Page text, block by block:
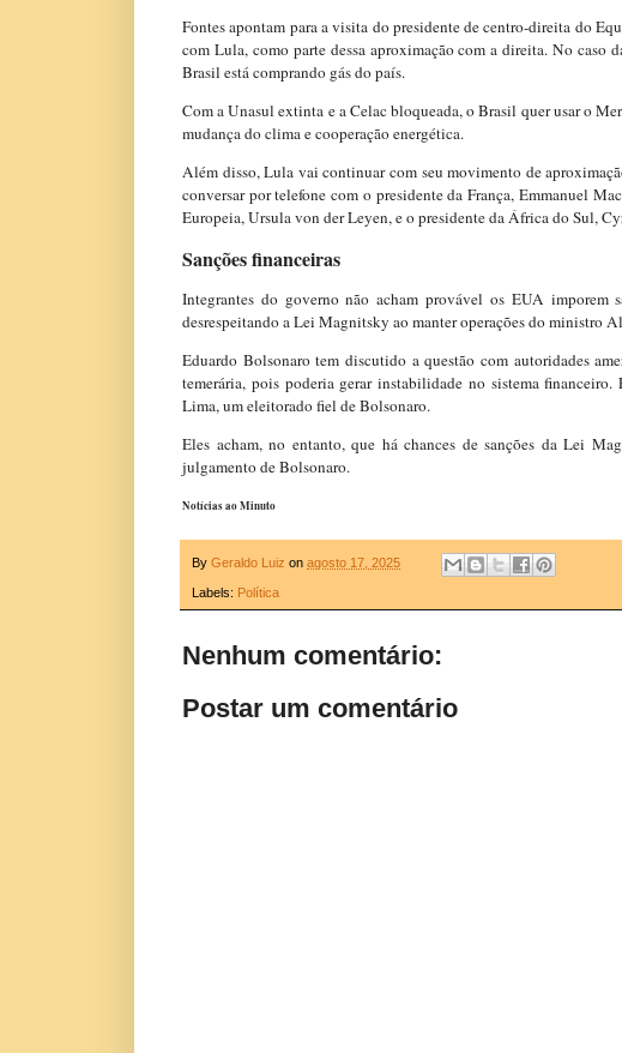
Fontes apontam para a visita do presidente de centro-direita do
com Lula, como parte dessa aproximação com a direita. No
Brasil está comprando gás do país.
Com a Unasul extinta e a Celac bloqueada, o Brasil quer usar o
mudança do clima e cooperação energética.
Além disso, Lula vai continuar com seu movimento de
conversar por telefone com o presidente da França, Emmanuel
Europeia, Ursula von der Leyen, e o presidente da África do Sul,
Sanções financeiras
Integrantes do governo não acham provável os EUA imporem
desrespeitando a Lei Magnitsky ao manter operações do ministro
Eduardo Bolsonaro tem discutido a questão com autoridades
temerária, pois poderia gerar instabilidade no sistema
Lima, um eleitorado fiel de Bolsonaro.
Eles acham, no entanto, que há chances de sanções da Lei
julgamento de Bolsonaro.
Notícias ao Minuto
By Geraldo Luiz on agosto 17, 2025
Labels: Política
Nenhum comentário:
Postar um comentário